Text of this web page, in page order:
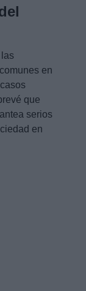
en
que
serios
en